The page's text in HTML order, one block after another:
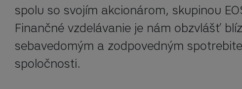
spolu so svojím akcionárom, skupinou
Finančné vzdelávanie je nám obzvlášť
sebavedomým a zodpovedným
spoločnosti.